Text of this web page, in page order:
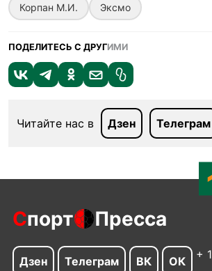
Корпан М.И. Эксмо
ПОДЕЛИТЕСЬ С ДРУГИМИ
Читайте нас в Дзен Телеграм
Спорт Пресса
Дзен Телеграм ВК ОК + 1